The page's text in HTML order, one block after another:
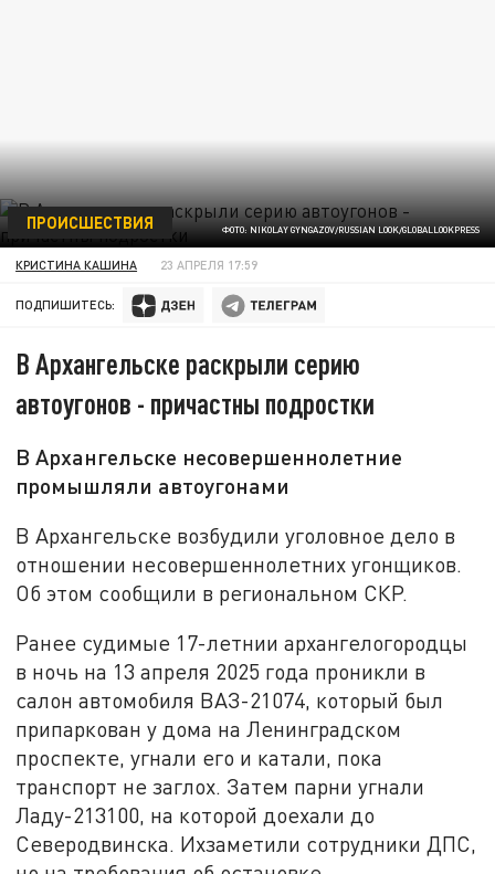
ФОТО: NIKOLAY GYNGAZOV/RUSSIAN LOOK/GLOBALLOOKPRESS
ПРОИСШЕСТВИЯ
КРИСТИНА КАШИНА 23 АПРЕЛЯ 17:59
ПОДПИШИТЕСЬ:
В Архангельске раскрыли серию
автоугонов - причастны подростки
В Архангельске несовершеннолетние
промышляли автоугонами
В Архангельске возбудили уголовное дело в
отношении несовершеннолетних угонщиков.
Об этом сообщили в региональном СКР.
Ранее судимые 17-летнии архангелогородцы
в ночь на 13 апреля 2025 года проникли в
салон автомобиля ВАЗ-21074, который был
припаркован у дома на Ленинградском
проспекте, угнали его и катали, пока
транспорт не заглох. Затем парни угнали
Ладу-213100, на которой доехали до
Северодвинска. Ихзаметили сотрудники ДПС,